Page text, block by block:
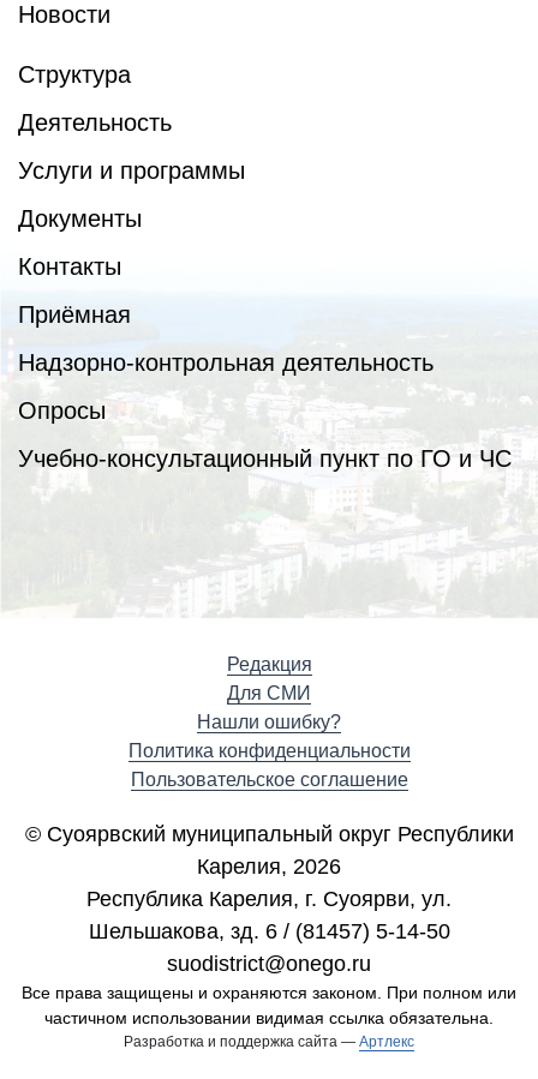
Новости
Структура
Деятельность
Услуги и программы
Документы
Контакты
Приёмная
Надзорно-контрольная деятельность
Опросы
Учебно-консультационный пункт по ГО и ЧС
Редакция
Для СМИ
Нашли ошибку?
Политика конфиденциальности
Пользовательское соглашение
© Суоярвский муниципальный округ Республики
Карелия, 2026
Республика Карелия, г. Cуоярви, ул.
Шельшакова, зд. 6 / (81457) 5-14-50
suodistrict@onego.ru
Все права защищены и охраняются законом. При полном или
частичном использовании видимая ссылка обязательна.
Разработка и поддержка сайта — Артлекс